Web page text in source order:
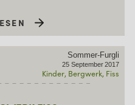
Sommer-Furgli
25 September 2017
Kinder Bergwerk Fiss